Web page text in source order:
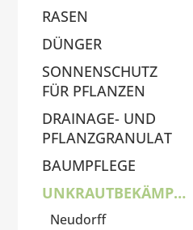
RASEN
DÜNGER
SONNENSCHUTZ
FÜR PFLANZEN
DRAINAGE- UND
PFLANZGRANULAT
BAUMPFLEGE
UNKRAUTBEKÄMPFUNG
Neudorff